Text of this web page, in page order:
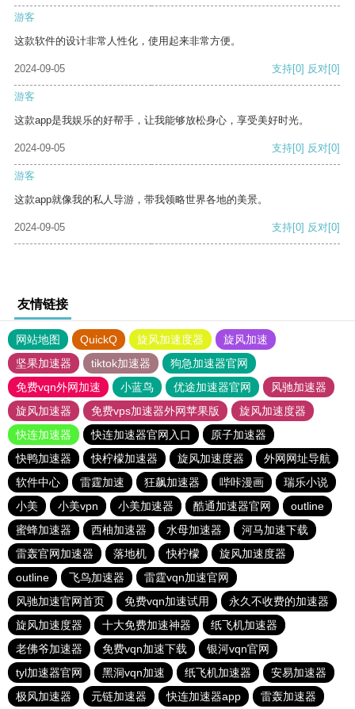
游客
这款软件的设计非常人性化，使用起来非常方便。
2024-09-05 支持[0] 反对[0]
游客
这款app是我娱乐的好帮手，让我能够放松身心，享受美好时光。
2024-09-05 支持[0] 反对[0]
游客
这款app就像我的私人导游，带我领略世界各地的美景。
2024-09-05 支持[0] 反对[0]
友情链接
网站地图 QuickQ 旋风加速度器
旋风加速
坚果加速器
tiktok加速器
狗急加速器官网
免费vqn外网加速
小蓝鸟 优途加速器官网
风驰加速器
旋风加速器
免费vps加速器外网苹果版
旋风加速度器
快连加速器
快连加速器官网入口
原子加速器
快鸭加速器
快柠檬加速器 旋风加速度器
外网网址导航
软件中心
雷霆加速 狂飙加速器 哔咔漫画
瑞乐小说
小美
小美vpn 小美加速器 酷通加速器官网
outline
蜜蜂加速器
西柚加速器 水母加速器
河马加速下载
雷轰官网加速器
落地机 快柠檬
旋风加速度器
outline
飞鸟加速器
雷霆vqn加速官网
风驰加速官网首页
免费vqn加速试用
永久不收费的加速器
旋风加速度器
十大免费加速神器
纸飞机加速器
老佛爷加速器
免费vqn加速下载
银河vqn官网
tyl加速器官网
黑洞vqn加速 纸飞机加速器
安易加速器
极风加速器
元链加速器 快连加速器app 雷轰加速器